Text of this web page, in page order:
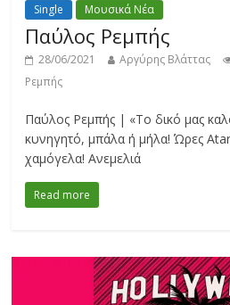
Single Μουσικά Νέα
Παύλος Ρεμπής
28/06/2021 Αργύρης Βλάττας
Ρεμπής
Παύλος Ρεμπής | «Το δικό μας
κυνηγητό, μπάλα ή μήλα! Ώρες
χαμόγελα! Ανεμελιά
Read more